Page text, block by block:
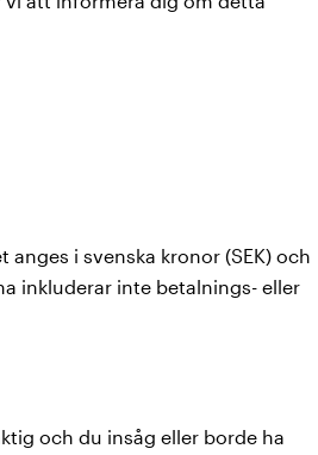
i svenska kronor (SEK) och
inkluderar inte betalnings- eller
och du insåg eller borde ha